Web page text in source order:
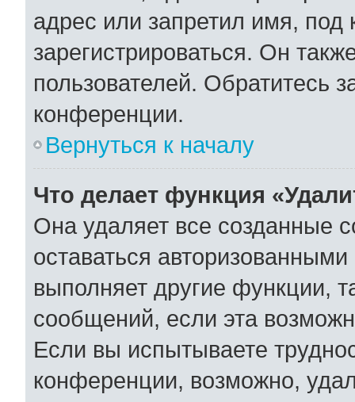
адрес или запретил имя,
зарегистрироваться. Он
пользователей. Обратитесь
конференции.
Вернуться к началу
Что делает функция
Она удаляет все созданные
оставаться
выполняет другие функции,
сообщений, если эта
Если вы испытываете
конференции, возможно,